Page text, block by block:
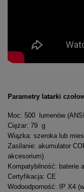
Parametry latarki
Moc: 500 lumenów
Ciężar: 79 g
Wiązka: szeroka lub
Zasilanie: akumulator
akcesorium)
Kompatybilność: baterie
Certyfikacja: CE
Wodoodporność: IP X4